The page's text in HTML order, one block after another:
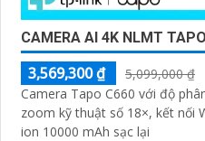
CAMERA AI 4K NLMT
3,569,300 ₫
5,099,000 ₫
Camera Tapo C660 với độ
zoom kỹ thuật số 18×, kết nối
ion 10000 mAh sạc lại